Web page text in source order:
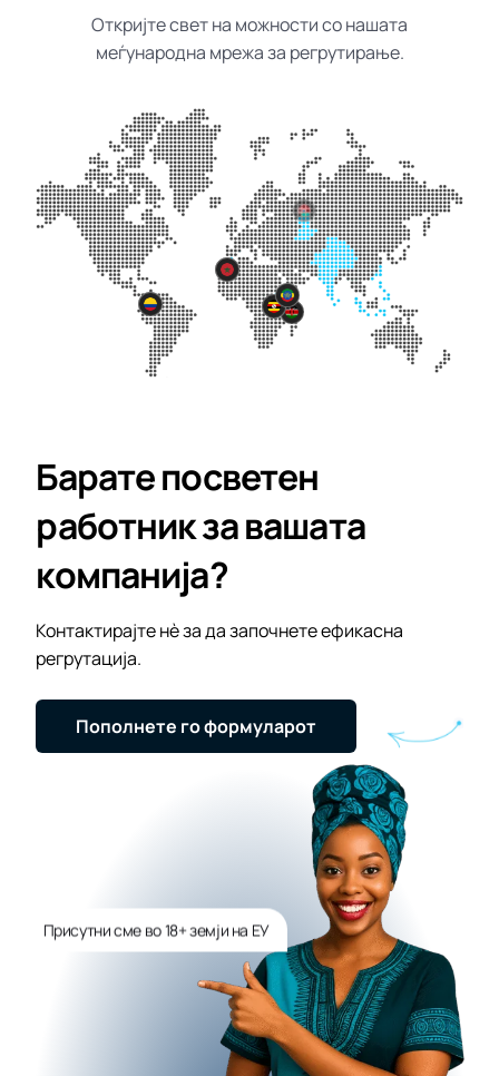
Откријте свет на можности со нашата
меѓународна мрежа за регрутирање.
Барате посветен
работник за вашата
компанија?
Контактирајте нè за да започнете ефикасна
регрутација.
Пополнете го формуларот
Присутни сме во 18+ земји на ЕУ